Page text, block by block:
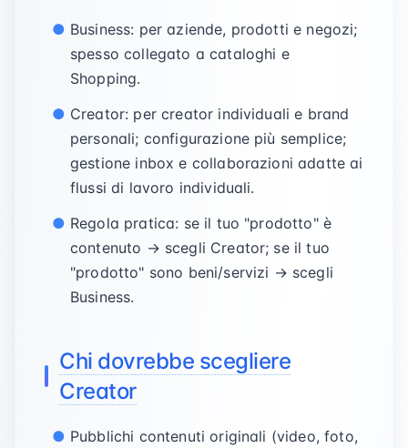
Business: per aziende, prodotti e negozi;
spesso collegato a cataloghi e
Shopping.
Creator: per creator individuali e brand
personali; configurazione più semplice;
gestione inbox e collaborazioni adatte ai
flussi di lavoro individuali.
Regola pratica: se il tuo "prodotto" è
contenuto → scegli Creator; se il tuo
"prodotto" sono beni/servizi → scegli
Business.
Chi dovrebbe scegliere
Creator
Pubblichi contenuti originali (video, foto,